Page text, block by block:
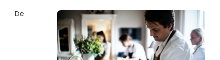
De